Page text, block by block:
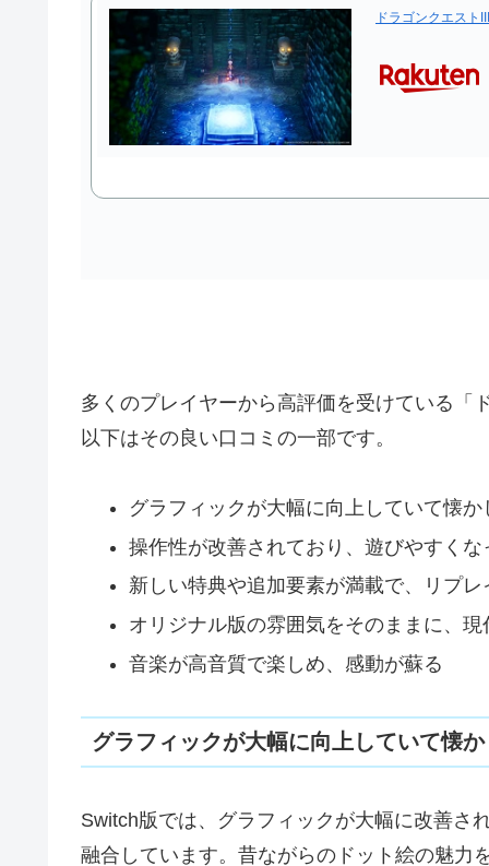
ドラゴンクエス
多くのプレイヤーから高評価を受けている
以下はその良い口コミの一部です。
グラフィックが大幅に向上していて懐
操作性が改善されており、遊びやすくな
新しい特典や追加要素が満載で、リプレ
オリジナル版の雰囲気をそのままに、
音楽が高音質で楽しめ、感動が蘇る
グラフィックが大幅に向上していて懐
Switch版では、グラフィックが大幅に改善さ
融合しています。昔ながらのドット絵の魅力